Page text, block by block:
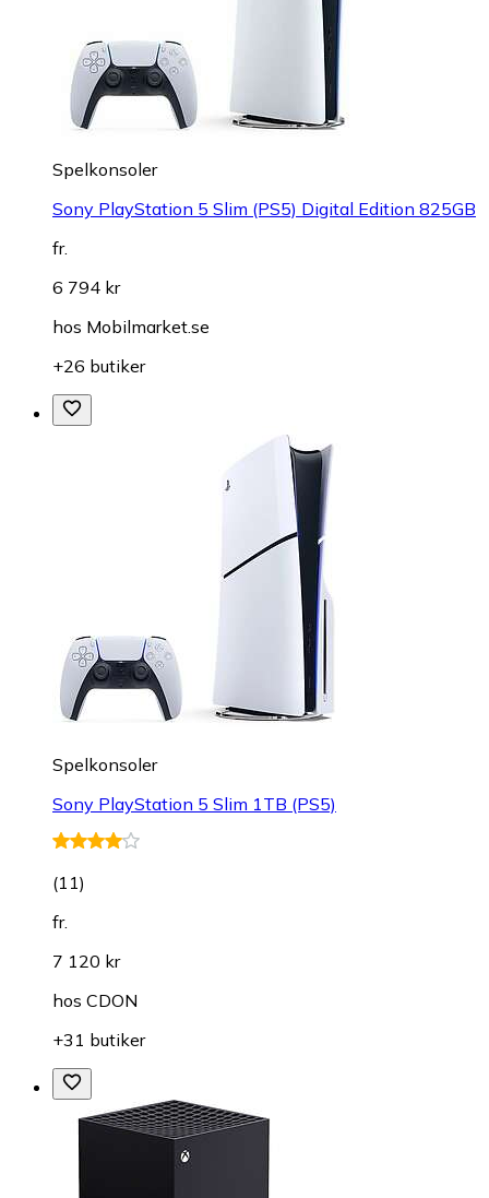
Spelkonsoler
Sony PlayStation 5 Slim (PS5) Digital Edition 825GB
fr.
6 794 kr
hos Mobilmarket.se
+26 butiker
Spelkonsoler
Sony PlayStation 5 Slim 1TB (PS5)
(11)
fr.
7 120 kr
hos CDON
+31 butiker